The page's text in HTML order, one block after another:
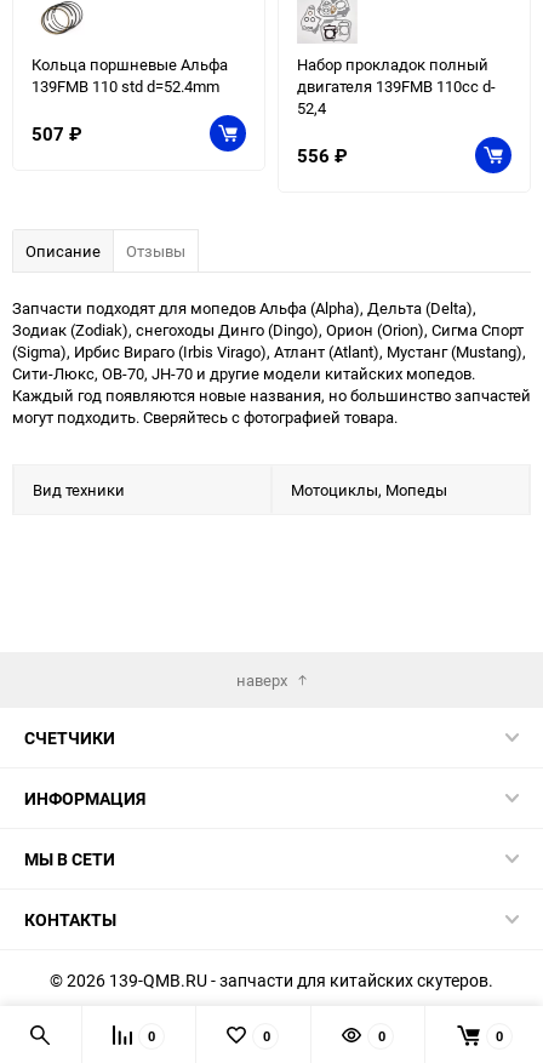
Кольца поршневые Альфа
139FMB 110 std d=52.4mm
507 ₽
Набор прокладок полный
двигателя 139FMB 110cc d-
52,4
556 ₽
Описание Отзывы
Запчасти подходят для мопедов Альфа (Alpha), Дельта (Delta),
Зодиак (Zodiak), снегоходы Динго (Dingo), Орион (Orion), Сигма Спорт
(Sigma), Ирбис Вираго (Irbis Virago), Атлант (Atlant), Мустанг (Mustang),
Сити-Люкс, ОВ-70, JH-70 и другие модели китайских мопедов.
Каждый год появляются новые названия, но большинство запчастей
могут подходить. Сверяйтесь с фотографией товара.
Вид техники Мотоциклы, Мопеды
наверх
СЧЕТЧИКИ
ИНФОРМАЦИЯ
МЫ В СЕТИ
КОНТАКТЫ
© 2026 139-QMB.RU - запчасти для китайских скутеров.
Мы получаем и обрабатываем персональные данные
посетителей нашего сайта в соответствии с
официальной
0 0 0 0